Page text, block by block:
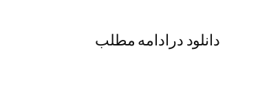
دانلود درادامه مطلب